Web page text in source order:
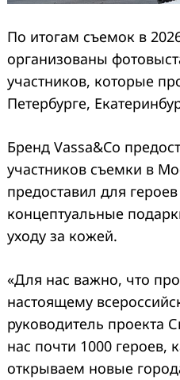
По итогам съемок в
организованы
участников, которые
Петербурге,
Бренд Vassa&Co
участников съемки в
предоставил для
концептуальные
уходу за кожей.
«Для нас важно, что
настоящему
руководитель проекта
нас почти 1000
открываем новые